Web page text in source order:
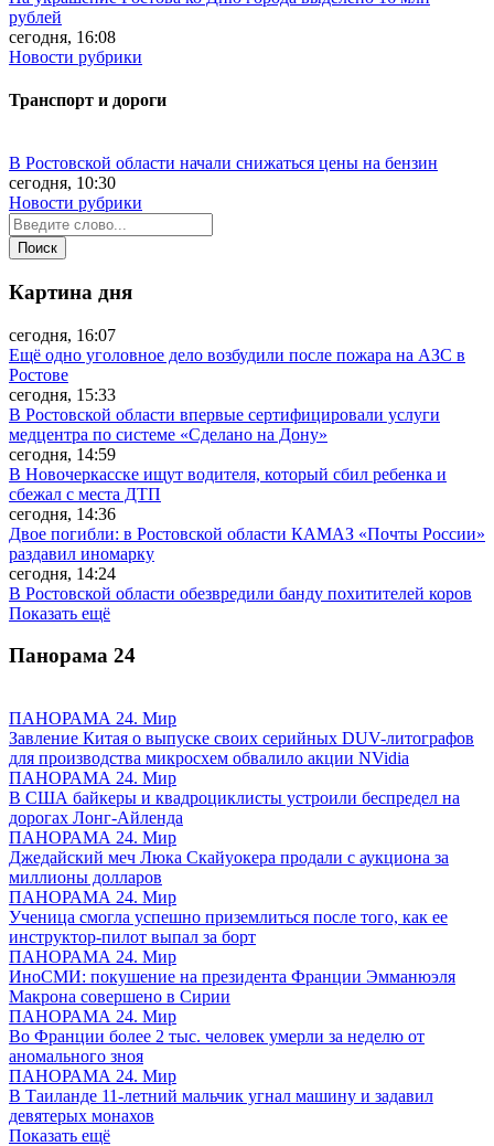
рублей
сегодня, 16:08
Новости рубрики
Транспорт и дороги
В Ростовской области начали снижаться цены на бензин
сегодня, 10:30
Новости рубрики
Картина дня
сегодня, 16:07
Ещё одно уголовное дело возбудили после пожара на АЗС в
Ростове
сегодня, 15:33
В Ростовской области впервые сертифицировали услуги
медцентра по системе «Сделано на Дону»
сегодня, 14:59
В Новочеркасске ищут водителя, который сбил ребенка и
сбежал с места ДТП
сегодня, 14:36
Двое погибли: в Ростовской области КАМАЗ «Почты России»
раздавил иномарку
сегодня, 14:24
В Ростовской области обезвредили банду похитителей коров
Показать ещё
Панорама 24
ПАНОРАМА 24. Мир
Завление Китая о выпуске своих серийных DUV-литографов
для производства микросхем обвалило акции NVidia
ПАНОРАМА 24. Мир
В США байкеры и квадроциклисты устроили беспредел на
дорогах Лонг-Айленда
ПАНОРАМА 24. Мир
Джедайский меч Люка Скайуокера продали с аукциона за
миллионы долларов
ПАНОРАМА 24. Мир
Ученица смогла успешно приземлиться после того, как ее
инструктор-пилот выпал за борт
ПАНОРАМА 24. Мир
ИноСМИ: покушение на президента Франции Эмманюэля
Макрона совершено в Сирии
ПАНОРАМА 24. Мир
Во Франции более 2 тыс. человек умерли за неделю от
аномального зноя
ПАНОРАМА 24. Мир
В Таиланде 11-летний мальчик угнал машину и задавил
девятерых монахов
Показать ещё